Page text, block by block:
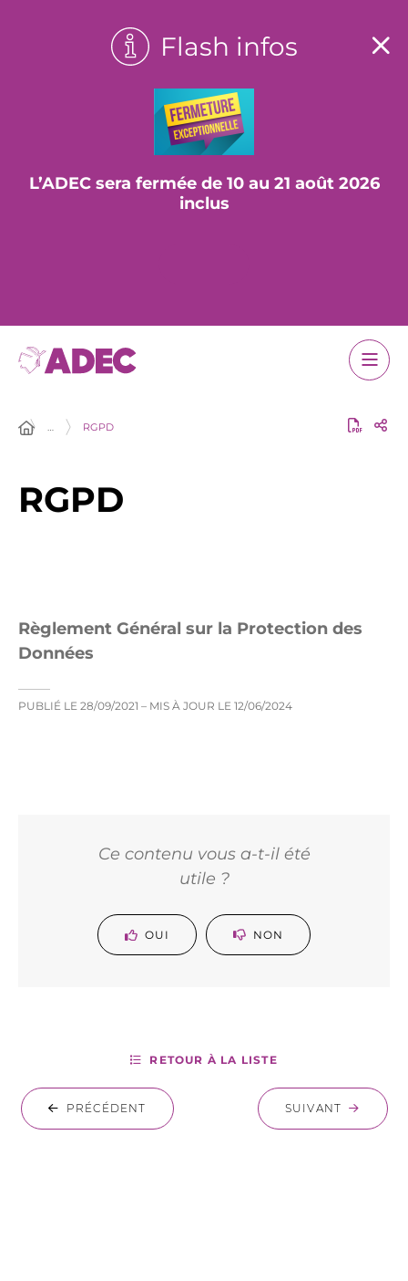
Flash infos
L’ADEC sera fermée de 10 au 21 août 2026
inclus
… RGPD
RGPD
Règlement Général sur la Protection des
Données
PUBLIÉ LE 28/09/2021 – MIS À JOUR LE 12/06/2024
Ce contenu vous a-t-il été
utile ?
OUI NON
PRÉCÉDENT
RETOUR À LA LISTE
SUIVANT